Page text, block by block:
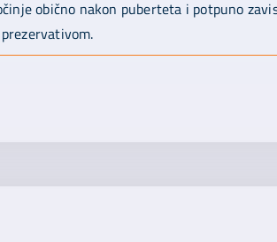
obično nakon puberteta i potpuno